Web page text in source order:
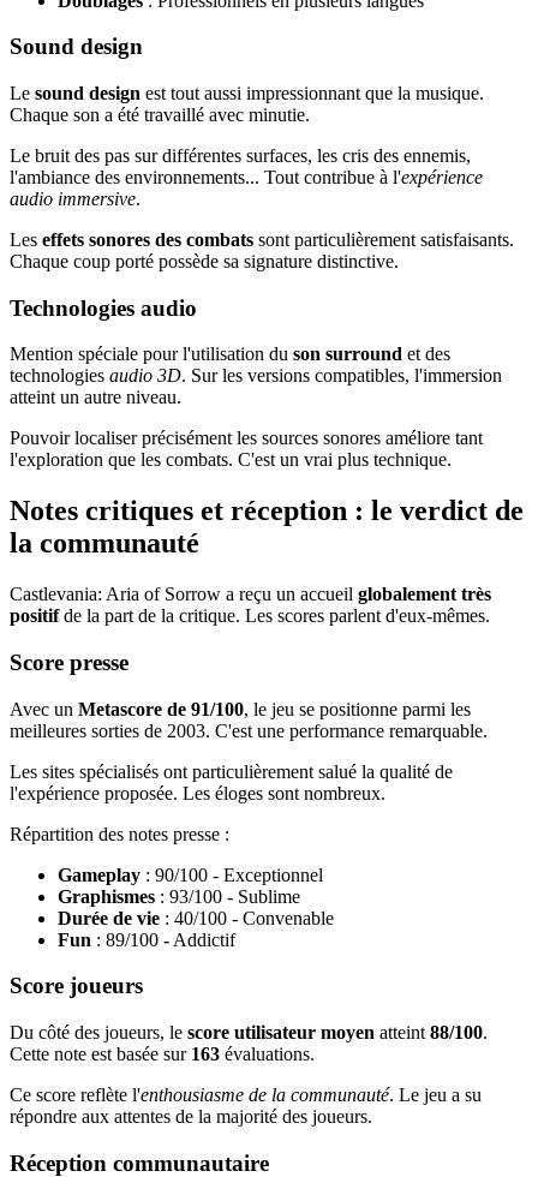
Sound design
Le sound design est tout aussi impressionnant que la musique.
Chaque son a été travaillé avec minutie.
Le bruit des pas sur différentes surfaces, les cris des ennemis,
l'ambiance des environnements... Tout contribue à l'expérience
audio immersive.
Les effets sonores des combats sont particulièrement satisfaisants.
Chaque coup porté possède sa signature distinctive.
Technologies audio
Mention spéciale pour l'utilisation du son surround et des
technologies audio 3D. Sur les versions compatibles, l'immersion
atteint un autre niveau.
Pouvoir localiser précisément les sources sonores améliore tant
l'exploration que les combats. C'est un vrai plus technique.
Notes critiques et réception : le verdict de
la communauté
Castlevania: Aria of Sorrow a reçu un accueil globalement très
positifde la part de la critique. Les scores parlent d'eux-mêmes.
Score presse
Avec un Metascore de 91/100, le jeu se positionne parmi les
meilleures sorties de 2003. C'est une performance remarquable.
Les sites spécialisés ont particulièrement salué la qualité de
l'expérience proposée. Les éloges sont nombreux.
Répartition des notes presse :
Gameplay : 90/100 - Exceptionnel
Graphismes : 93/100 - Sublime
Durée de vie : 40/100 - Convenable
Fun : 89/100 - Addictif
Score joueurs
Du côté des joueurs, le score utilisateur moyen atteint 88/100.
Cette note est basée sur 163 évaluations.
Ce score reflète l'enthousiasme de la communauté. Le jeu a su
répondre aux attentes de la majorité des joueurs.
Réception communautaire